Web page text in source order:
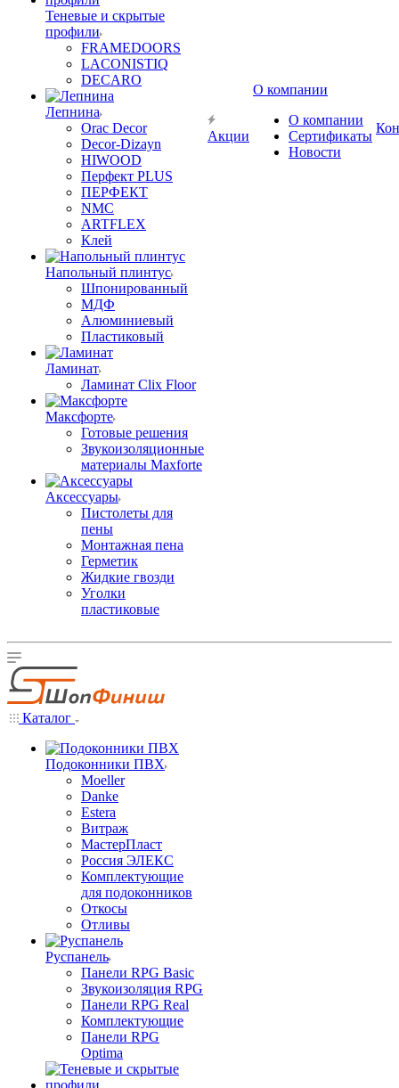
Теневые и скрытые
профили
FRAMEDOORS
LACONISTIQ
DECARO
Лепнина
Orac Decor
Decor-Dizayn
HIWOOD
Перфект PLUS
ПЕРФЕКТ
NMC
ARTFLEX
Клей
Напольный плинтус
Шпонированный
МДФ
Алюминиевый
Пластиковый
Ламинат
Ламинат Clix Floor
Максфорте
Готовые решения
Звукоизоляционные
материалы Maxforte
Аксессуары
Пистолеты для
пены
Монтажная пена
Герметик
Жидкие гвозди
Уголки
пластиковые
Акции
О компании
О компании
Сертификаты
Новости
Каталог
Подоконники ПВХ
Moeller
Danke
Estera
Витраж
МастерПласт
Россия ЭЛЕКС
Комплектующие
для подоконников
Откосы
Отливы
Руспанель
Панели RPG Basic
Звукоизоляция RPG
Панели RPG Real
Комплектующие
Панели RPG
Optima